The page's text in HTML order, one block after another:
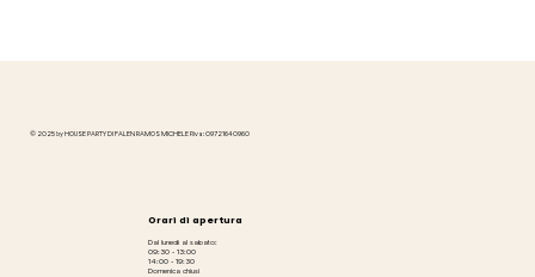
© 2025 by HOUSE PARTY DI FALEN RAMOS MICHELE P.iva: 09721640960
Orari di apertura
Dal lunedì al sabato:
09:30 - 13:00
14:00 - 19:30
Domenica chiusi